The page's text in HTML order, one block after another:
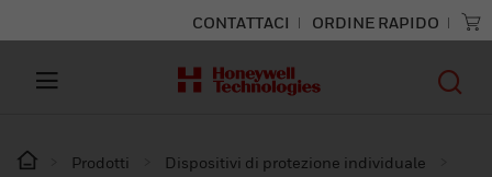
CONTATTACI ORDINE RAPIDO
Prodotti
Dispositivi di protezione individuale